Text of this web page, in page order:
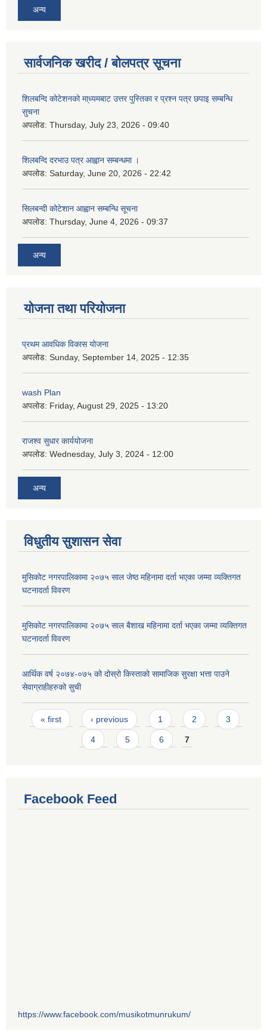
अन्य
सार्वजनिक खरीद / बोलपत्र सूचना
शिलबन्दि कोटेशनको मा्ध्यमबाट उत्तर पुस्तिका र प्रश्न पत्र छपाइ सम्बन्धि
सुचना
अपलोड: Thursday, July 23, 2026 - 09:40
शिलबन्दि दरभाउ पत्र आह्वान सम्बन्धमा ।
अपलोड: Saturday, June 20, 2026 - 22:42
सिलबन्दी कोटेशान आह्वान सम्बन्धि सूचना
अपलोड: Thursday, June 4, 2026 - 09:37
अन्य
योजना तथा परियोजना
प्रथम आवधिक विकास योजना
अपलोड: Sunday, September 14, 2025 - 12:35
wash Plan
अपलोड: Friday, August 29, 2025 - 13:20
राजश्व सुधार कार्ययोजना
अपलोड: Wednesday, July 3, 2024 - 12:00
अन्य
विधुतीय सुशासन सेवा
मुसिकोट नगरपालिकामा २०७५ साल जेष्ठ महिनामा दर्ता भएका जम्मा व्यक्तिगत
घटनादर्ता विवरण
मुसिकोट नगरपालिकामा २०७५ साल बैशाख महिनामा दर्ता भएका जम्मा व्यक्तिगत
घटनादर्ता विवरण
आर्थिक वर्ष २०७४-०७५ को दोस्रो किस्ताको सामाजिक सुरक्षा भत्ता पाउने
सेवाग्राहीहरुको सुची
Pages
« first ‹ previous 1 2 3
4 5 6 7
Facebook Feed
https://www.facebook.com/musikotmunrukum/